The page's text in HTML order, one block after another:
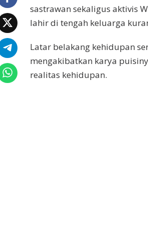
l
sastrawan sekaligus aktivis
lahir di tengah keluarga
Latar belakang kehidupan
mengakibatkan karya
realitas kehidupan.